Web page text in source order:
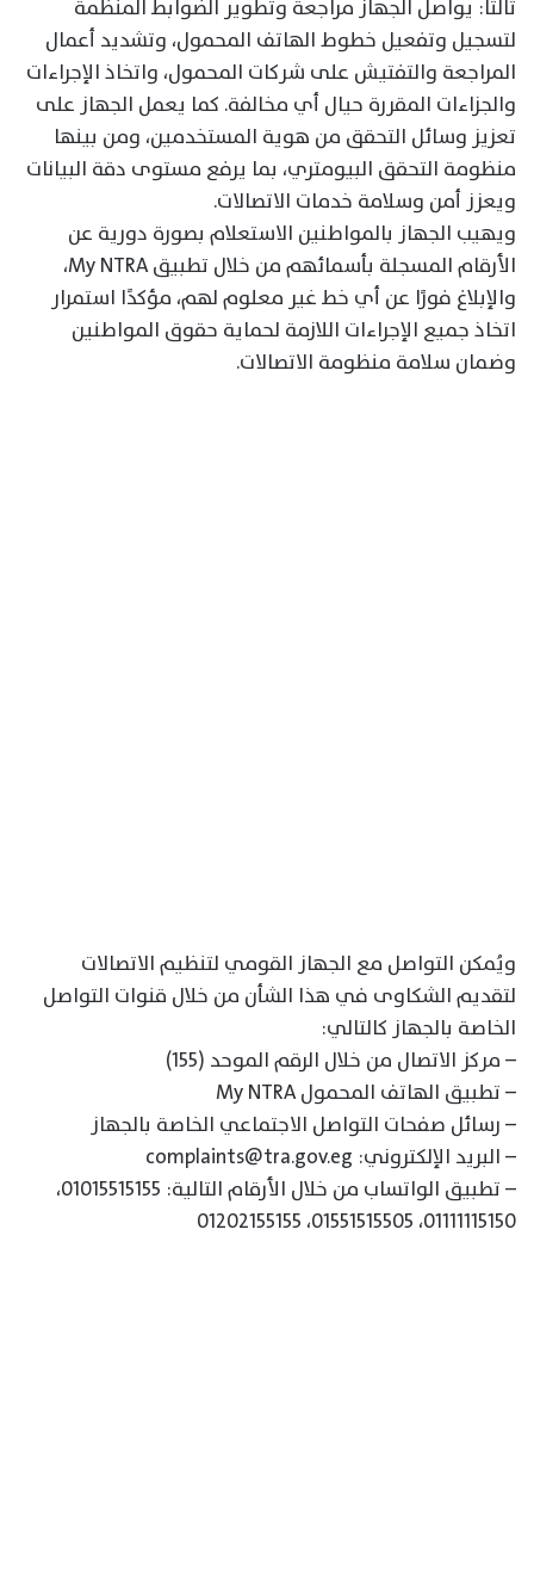
ثالثًا: يواصل الجهاز مراجعة وتطوير الضوابط المنظمة
لتسجيل وتفعيل خطوط الهاتف المحمول، وتشديد أعمال
المراجعة والتفتيش على شركات المحمول، واتخاذ الإجراءات
والجزاءات المقررة حيال أي مخالفة. كما يعمل الجهاز على
تعزيز وسائل التحقق من هوية المستخدمين، ومن بينها
منظومة التحقق البيومتري، بما يرفع مستوى دقة البيانات
ويعزز أمن وسلامة خدمات الاتصالات.
ويهيب الجهاز بالمواطنين الاستعلام بصورة دورية عن
الأرقام المسجلة بأسمائهم من خلال تطبيق My NTRA،
والإبلاغ فورًا عن أي خط غير معلوم لهم، مؤكدًا استمرار
اتخاذ جميع الإجراءات اللازمة لحماية حقوق المواطنين
وضمان سلامة منظومة الاتصالات.
ويُمكن التواصل مع الجهاز القومي لتنظيم الاتصالات
لتقديم الشكاوى في هذا الشأن من خلال قنوات التواصل
الخاصة بالجهاز كالتالي:
– مركز الاتصال من خلال الرقم الموحد (155)
– تطبيق الهاتف المحمول My NTRA
– رسائل صفحات التواصل الاجتماعي الخاصة بالجهاز
– البريد الإلكتروني: complaints@tra.gov.eg
– تطبيق الواتساب من خلال الأرقام التالية: 01015515155،
01111115150، 01551515505، 01202155155